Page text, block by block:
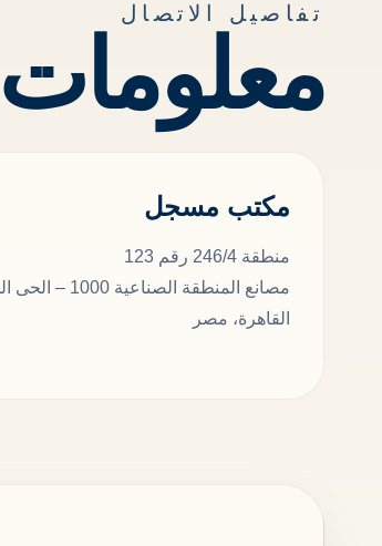
تفاصيل الاتصال
مكتب مسجل
منطقة 246/4 رقم 123
مصانع المنطقة الصناعية 1000 – الحى الخامس
القاهرة، مصر